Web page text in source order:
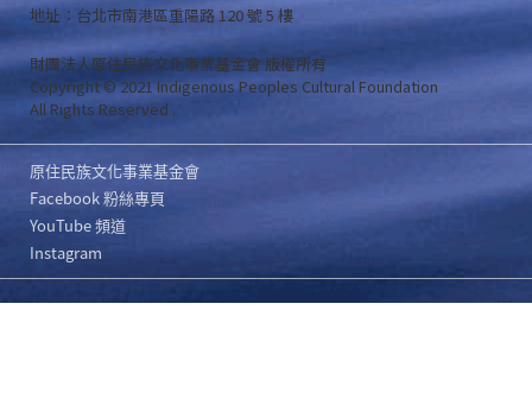
地址：台北市南港區重陽路 120 號 5 樓
財團法人原住民族文化事業基金會 版權所有
Copyright © 2021 Indigenous Peoples Cultural Foundation
All Rights Reserved .
原住民族文化事業基金會
Facebook 粉絲專頁
YouTube 頻道
Instagram